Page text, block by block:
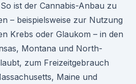
ist der Cannabis-Anbau zu
– beispielsweise zur Nutzung
Krebs oder Glaukom – in den
Montana und North-
zum Freizeitgebrauch
Maine und